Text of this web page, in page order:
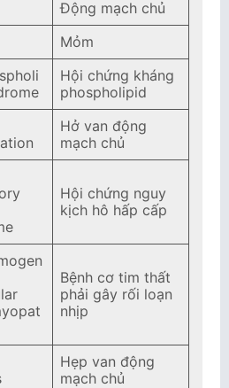
Động mạch chủ
Mỏm
Hội chứng kháng
phospholipid
Hở van động
mạch chủ
Hội chứng nguy
kịch hô hấp cấp
Bệnh cơ tim thất
phải gây rối loạn
nhịp
Hẹp van động
mạch chủ